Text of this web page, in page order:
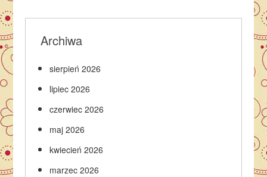
Archiwa
sierpień 2026
lipiec 2026
czerwiec 2026
maj 2026
kwiecień 2026
marzec 2026